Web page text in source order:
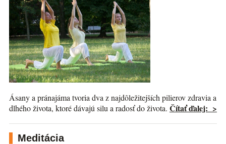
Ásany a pránajáma tvoria dva z najdôležitejších pilierov zdravia a
dlhého života, ktoré dávajú silu a radosť do života. Čítať ďalej: >
Meditácia